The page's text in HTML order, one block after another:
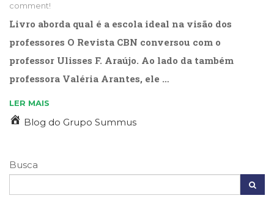
(66)
Literatura
(11)
Literatura,
Ensaios
(69)
referência
(47)
comment!
Livro aborda qual é a escola ideal na visão dos
professores O Revista CBN conversou com o
professor Ulisses F. Araújo. Ao lado da também
professora Valéria Arantes, ele …
LER MAIS
Blog do Grupo Summus
Busca